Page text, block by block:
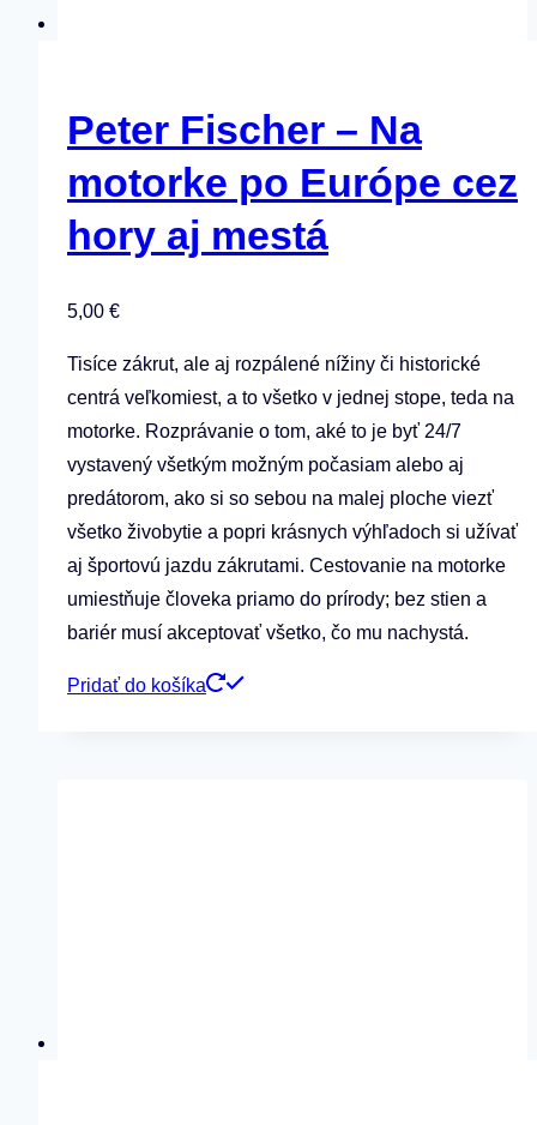
Peter Fischer – Na
motorke po Európe cez
hory aj mestá
5,00 €
Tisíce zákrut, ale aj rozpálené nížiny či historické
centrá veľkomiest, a to všetko v jednej stope, teda na
motorke. Rozprávanie o tom, aké to je byť 24/7
vystavený všetkým možným počasiam alebo aj
predátorom, ako si so sebou na malej ploche viezť
všetko živobytie a popri krásnych výhľadoch si užívať
aj športovú jazdu zákrutami. Cestovanie na motorke
umiestňuje človeka priamo do prírody; bez stien a
bariér musí akceptovať všetko, čo mu nachystá.
Pridať do košíka